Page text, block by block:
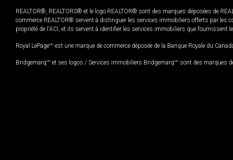
REALTOR®, REALTORS® et le logo REALTOR® sont des marques déposées de
commerce REALTOR® servent à distinguer les services immobiliers offerts par
propriété de l'ACI, et ils servent à identifier les services immobiliers que fournissent
Royal LePageMD est une marque de commerce déposée de la Banque Royale du
BridgemarqMD et ses logos / Services immobiliers BridgemarqMD sont des marques